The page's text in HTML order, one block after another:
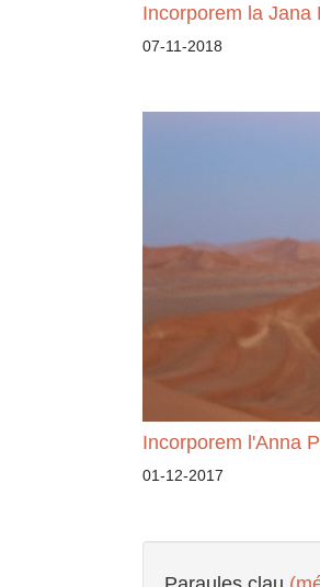
Incorporem la Jana
07-11-2018
Incorporem l'Anna
01-12-2017